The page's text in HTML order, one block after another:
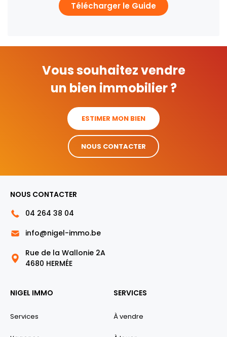
Télécharger le Guide
Vous souhaitez vendre
un bien immobilier ?
ESTIMER MON BIEN
NOUS CONTACTER
NOUS CONTACTER
04 264 38 04
info@nigel-immo.be
Rue de la Wallonie 2A
4680 HERMÉE
NIGEL IMMO
Services
SERVICES
À vendre